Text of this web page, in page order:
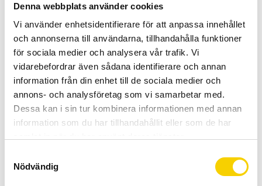
Denna webbplats använder cookies
Vi använder enhetsidentifierare för att anpassa innehållet
och annonserna till användarna, tillhandahålla funktioner
för sociala medier och analysera vår trafik. Vi
vidarebefordrar även sådana identifierare och annan
information från din enhet till de sociala medier och
annons- och analysföretag som vi samarbetar med.
Dessa kan i sin tur kombinera informationen med annan
information som du har tillhandahållit eller som de har
Nödvändig
KÖP
Certifierad cykelservice & Shimano Service Center
Allt inom cykel på ett ställe
Kunnig personal och hög kundnöjdhet
Lagerstatus
11 st i lager